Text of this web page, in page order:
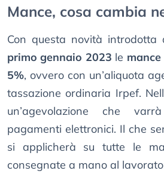
Mance, cosa cambia
Con questa novità introdotta
primo gennaio 2023 le
5%, ovvero con un’aliquota
tassazione ordinaria Irpef.
un’agevolazione che
pagamenti elettronici. Il che
si applicherà su tutte le
consegnate a mano al